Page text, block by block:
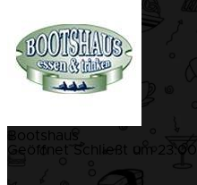
Bootshaus
Geöffnet Schließt um 23:00